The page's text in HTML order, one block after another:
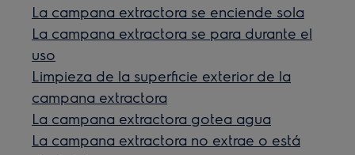
La campana extractora se enciende sola
La campana extractora se para durante el
uso
Limpieza de la superficie exterior de la
campana extractora
La campana extractora gotea agua
La campana extractora no extrae o está